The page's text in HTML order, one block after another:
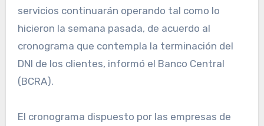
servicios continuarán operando tal como lo
hicieron la semana pasada, de acuerdo al
cronograma que contempla la terminación del
DNI de los clientes, informó el Banco Central
(BCRA).
El cronograma dispuesto por las empresas de